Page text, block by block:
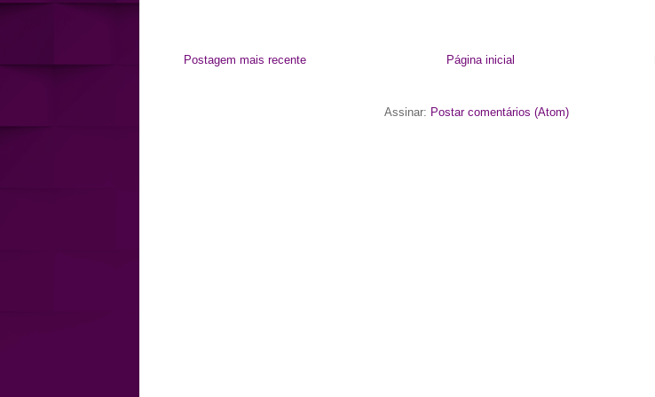
Postagem mais recente Página inicial
Assinar: Postar comentários (Atom)